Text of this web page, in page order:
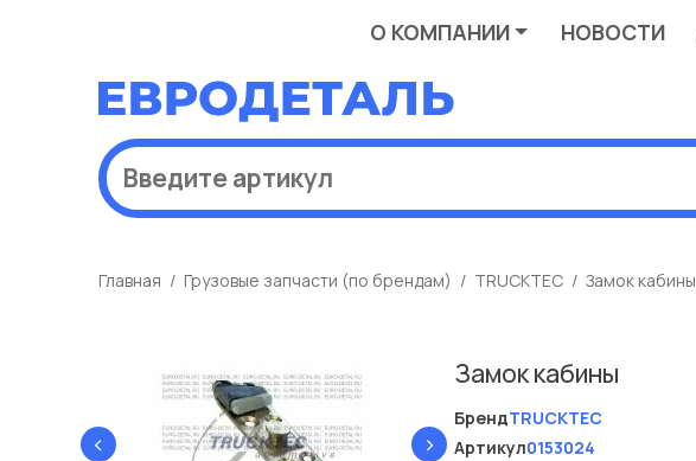
О КОМПАНИИ НОВОСТИ
Главная Грузовые запчасти (по брендам) TRUCKTEC Замок кабины
‹ ›
Замок кабины
БрендTRUCKTEC
Артикул0153024